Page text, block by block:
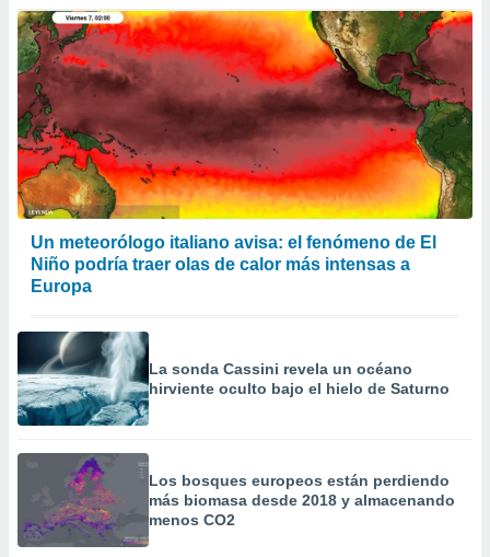
Un meteorólogo italiano avisa: el fenómeno de El
Niño podría traer olas de calor más intensas a
Europa
La sonda Cassini revela un océano
hirviente oculto bajo el hielo de Saturno
Los bosques europeos están perdiendo
más biomasa desde 2018 y almacenando
menos CO2